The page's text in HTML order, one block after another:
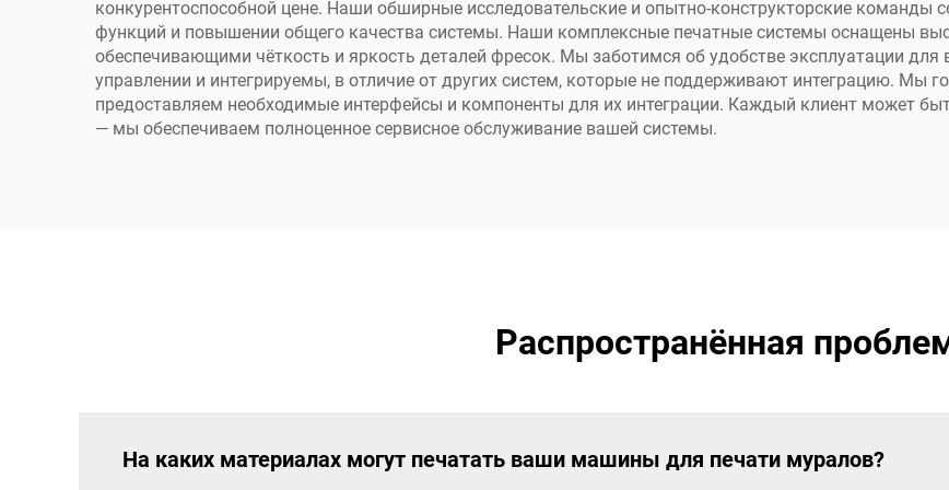
термопереноса
конкурентоспособной цене. Наши обширные исследовательские и опытно-конструкторские команды
функций и повышении общего качества системы. Наши комплексные печатные системы оснащены
обеспечивающими чёткость и яркость деталей фресок. Мы заботимся об удобстве эксплуатации
управлении и интегрируемы, в отличие от других систем, которые не поддерживают интеграцию. Мы
предоставляем необходимые интерфейсы и компоненты для их интеграции. Каждый клиент может
— мы обеспечиваем полноценное сервисное обслуживание вашей системы.
Распространённая
На каких материалах могут печатать ваши машины для печати муралов?